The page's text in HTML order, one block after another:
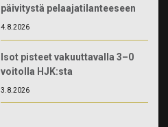
päivitystä pelaajatilanteeseen
4.8.2026
Isot pisteet vakuuttavalla 3–0
voitolla HJK:sta
3.8.2026